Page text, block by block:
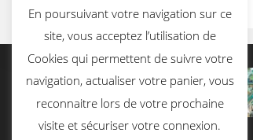
En poursuivant votre navigation sur ce
site, vous acceptez l’utilisation de
Cookies qui permettent de suivre votre
navigation, actualiser votre panier, vous
reconnaitre lors de votre prochaine
visite et sécuriser votre connexion.